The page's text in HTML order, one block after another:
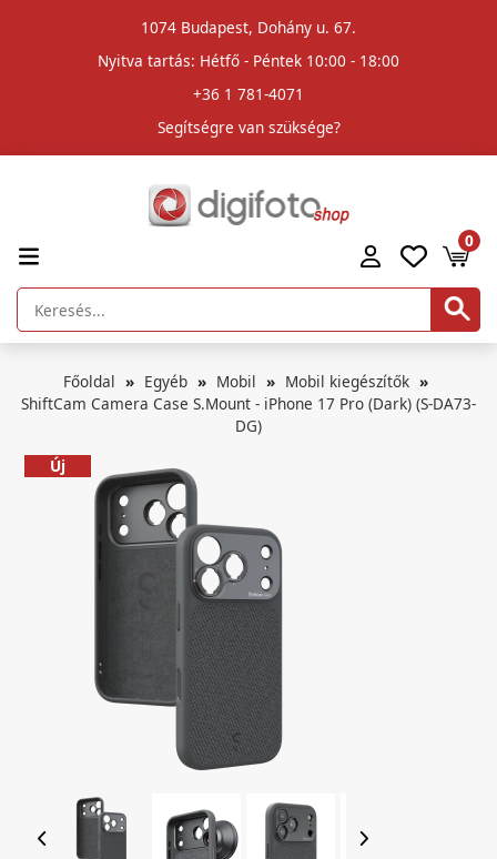
1074 Budapest, Dohány u. 67.
Nyitva tartás: Hétfő - Péntek 10:00 - 18:00
+36 1 781-4071
Segítségre van szüksége?
0
Főoldal Egyéb Mobil
Mobil kiegészítők
ShiftCam Camera Case S.Mount - iPhone 17 Pro (Dark) (S-DA73-
DG)
Új